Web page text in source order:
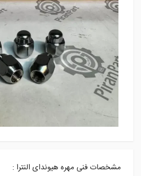
مشخصات فنی مهره هیوندای النترا :